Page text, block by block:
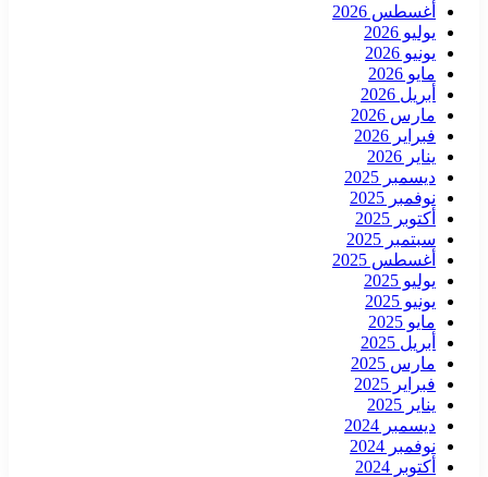
أغسطس 2026
يوليو 2026
يونيو 2026
مايو 2026
أبريل 2026
مارس 2026
فبراير 2026
يناير 2026
ديسمبر 2025
نوفمبر 2025
أكتوبر 2025
سبتمبر 2025
أغسطس 2025
يوليو 2025
يونيو 2025
مايو 2025
أبريل 2025
مارس 2025
فبراير 2025
يناير 2025
ديسمبر 2024
نوفمبر 2024
أكتوبر 2024